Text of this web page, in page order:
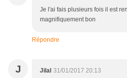
Je l'ai fais plusieurs fois il est
magnifiquement bon
Répondre
J Jilal 31/01/2017 20:13